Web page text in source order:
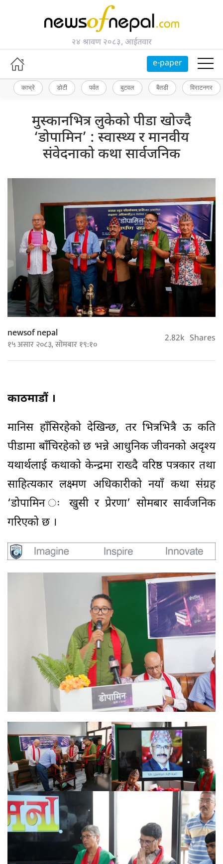
२४ श्रावण २०८३, आईतवार
e-paper
काभ्रे डोटी पर्वत बुटवल बैतडी विराटनगर
मुस्कानभित्र लुकेको पीडा खोज्दै
‘डोपामिन’ : स्वास्थ्य र मानवीय
संवेदनाको कथा सार्वजनिक
newsof nepal
१५ असार २०८३, सोमबार १९:१० 2.82k Shares
काठमाडौं ।
मानिस हाँसिरहेको देखिन्छ, तर भित्रभित्रै ऊ कति
पीडामा बाँचिरहेको छ भन्ने आधुनिक जीवनको अदृश्य
यथार्थलाई कथाको केन्द्रमा राख्दै वरिष्ठ पत्रकार तथा
साहित्यकार लक्ष्मण अधिकारीको नयाँ कथा संग्रह
‘डोपामिन ः खुसी र प्रेरणा’ सोमबार सार्वजनिक
गरिएको छ ।